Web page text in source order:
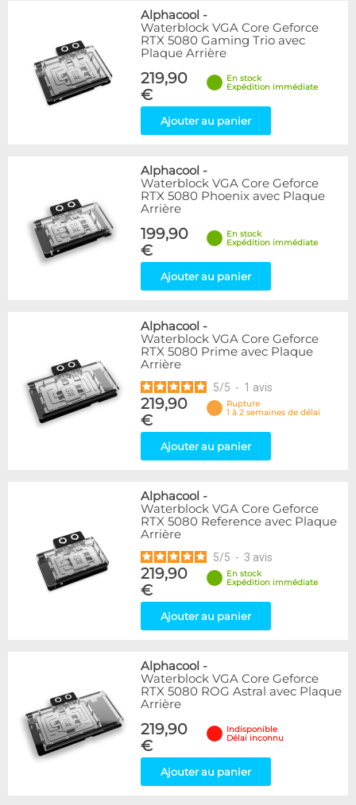
Alphacool -
Waterblock VGA Core Geforce
RTX 5080 Gaming Trio avec
Plaque Arrière
219,90
€
En stock
Expédition immédiate
Ajouter au panier
Alphacool -
Waterblock VGA Core Geforce
RTX 5080 Phoenix avec Plaque
Arrière
199,90
€
En stock
Expédition immédiate
Ajouter au panier
Alphacool -
Waterblock VGA Core Geforce
RTX 5080 Prime avec Plaque
Arrière
5/5 - 1 avis
219,90
€
Rupture
1 à 2 semaines de délai
Ajouter au panier
Alphacool -
Waterblock VGA Core Geforce
RTX 5080 Reference avec Plaque
Arrière
5/5 - 3 avis
219,90
€
En stock
Expédition immédiate
Ajouter au panier
Alphacool -
Waterblock VGA Core Geforce
RTX 5080 ROG Astral avec Plaque
Arrière
219,90
€
Indisponible
Délai inconnu
Ajouter au panier